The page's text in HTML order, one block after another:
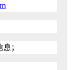
；